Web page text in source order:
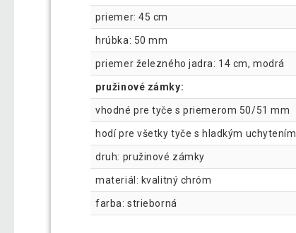
priemer: 45 cm
hrúbka: 50 mm
priemer železného jadra: 14 cm, modrá
pružinové zámky:
vhodné pre tyče s priemerom 50/51 mm
hodí pre všetky tyče s hladkým uchytením
druh: pružinové zámky
materiál: kvalitný chróm
farba: strieborná